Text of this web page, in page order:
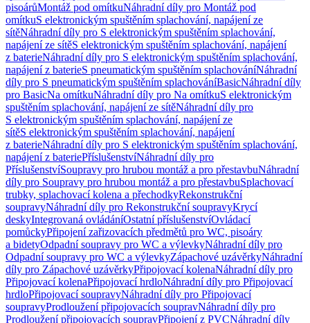
pisoárůMontáž pod omítkuNáhradní díly pro Montáž pod
omítkuS elektronickým spuštěním splachování, napájení ze
sítěNáhradní díly pro S elektronickým spuštěním splachování,
napájení ze sítěS elektronickým spuštěním splachování, napájení
z baterieNáhradní díly pro S elektronickým spuštěním splachování,
napájení z baterieS pneumatickým spuštěním splachováníNáhradní
díly pro S pneumatickým spuštěním splachováníBasicNáhradní díly
pro BasicNa omítkuNáhradní díly pro Na omítkuS elektronickým
spuštěním splachování, napájení ze sítěNáhradní díly pro
S elektronickým spuštěním splachování, napájení ze
sítěS elektronickým spuštěním splachování, napájení
z baterieNáhradní díly pro S elektronickým spuštěním splachování,
napájení z bateriePříslušenstvíNáhradní díly pro
PříslušenstvíSoupravy pro hrubou montáž a pro přestavbuNáhradní
díly pro Soupravy pro hrubou montáž a pro přestavbuSplachovací
trubky, splachovací kolena a přechodkyRekonstrukční
soupravyNáhradní díly pro Rekonstrukční soupravyKrycí
deskyIntegrovaná ovládáníOstatní příslušenstvíOvládací
pomůckyPřipojení zařizovacích předmětů pro WC, pisoáry
a bidetyOdpadní soupravy pro WC a výlevkyNáhradní díly pro
Odpadní soupravy pro WC a výlevkyZápachové uzávěrkyNáhradní
díly pro Zápachové uzávěrkyPřipojovací kolenaNáhradní díly pro
Připojovací kolenaPřipojovací hrdloNáhradní díly pro Připojovací
hrdloPřipojovací soupravyNáhradní díly pro Připojovací
soupravyProdloužení připojovacích soupravNáhradní díly pro
Prodloužení připojovacích soupravPřipojení z PVCNáhradní díly